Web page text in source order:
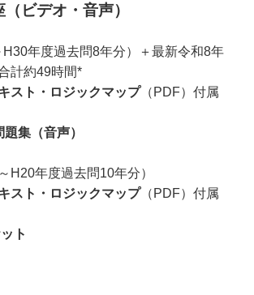
ビデオ・音声）
年度過去問8年分）＋最新令和8年
計約49時間*
スト・ロジックマップ（PDF）付属
集（音声）
H20年度過去問10年分）
スト・ロジックマップ（PDF）付属
ト